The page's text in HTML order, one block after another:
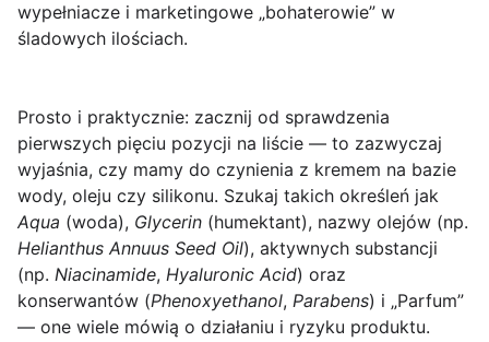
wypełniacze i marketingowe „bohaterowie” w
śladowych ilościach.
Prosto i praktycznie: zacznij od sprawdzenia
pierwszych pięciu pozycji na liście — to zazwyczaj
wyjaśnia, czy mamy do czynienia z kremem na bazie
wody, oleju czy silikonu. Szukaj takich określeń jak
Aqua (woda), Glycerin (humektant), nazwy olejów (np.
Helianthus Annuus Seed Oil), aktywnych substancji
(np. Niacinamide, Hyaluronic Acid) oraz
konserwantów (Phenoxyethanol, Parabens) i „Parfum”
— one wiele mówią o działaniu i ryzyku produktu.